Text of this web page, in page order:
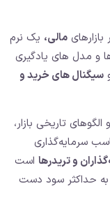
مالی، یک نرم‌
ها و مدل‌ های یادگیری
سیگنال‌ های خرید و
تاریخی بازار،
سرمایه‌گذاری
و تریدرها است
به حداکثر سود دست